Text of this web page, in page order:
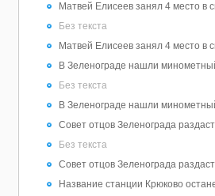
Матвей Елисеев занял 4 место в
Без текста
Матвей Елисеев занял 4 место в
В Зеленограде нашли
Без текста
В Зеленограде нашли
Совет отцов Зеленограда
Без текста
Совет отцов Зеленограда
Название станции Крюково